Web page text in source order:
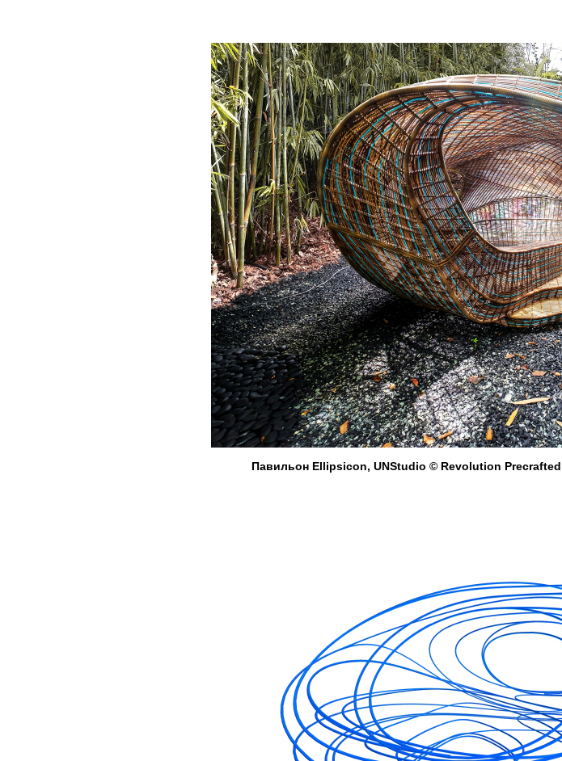
Павильон Ellipsicon, UNStudio © Revolution Precrafted